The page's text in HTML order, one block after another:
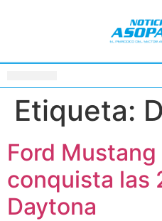
Etiqueta:
Ford Mustang
conquista las
Daytona